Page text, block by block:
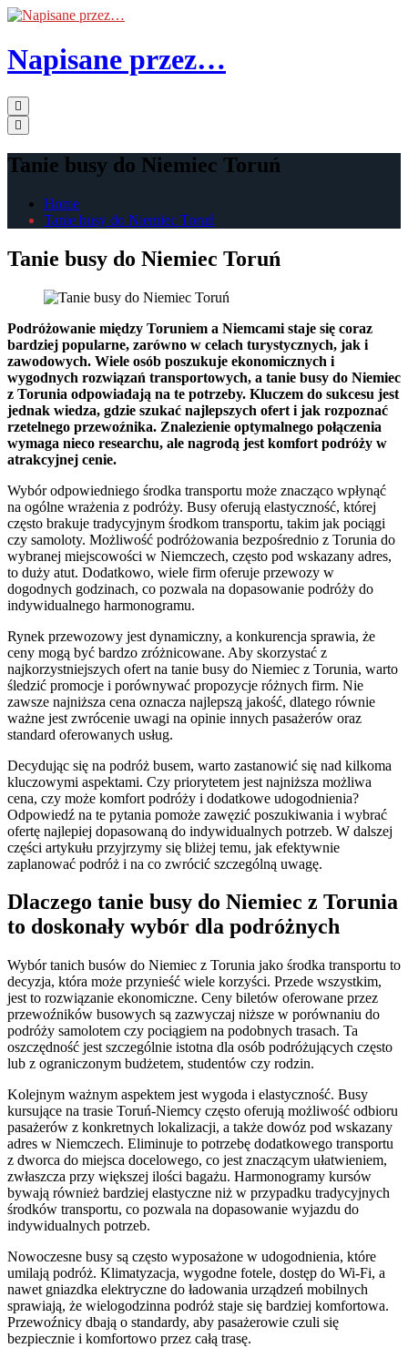
Skip
the
content
Napisane przez…
Primary
Menu
Tanie busy do Niemiec Toruń
Home
Tanie busy do Niemiec Toruń
Tanie busy do Niemiec Toruń
Podróżowanie między Toruniem a Niemcami staje się coraz
bardziej popularne, zarówno w celach turystycznych, jak i
zawodowych. Wiele osób poszukuje ekonomicznych i
wygodnych rozwiązań transportowych, a tanie busy do Niemiec
z Torunia odpowiadają na te potrzeby. Kluczem do sukcesu jest
jednak wiedza, gdzie szukać najlepszych ofert i jak rozpoznać
rzetelnego przewoźnika. Znalezienie optymalnego połączenia
wymaga nieco researchu, ale nagrodą jest komfort podróży w
atrakcyjnej cenie.
Wybór odpowiedniego środka transportu może znacząco wpłynąć
na ogólne wrażenia z podróży. Busy oferują elastyczność, której
często brakuje tradycyjnym środkom transportu, takim jak pociągi
czy samoloty. Możliwość podróżowania bezpośrednio z Torunia do
wybranej miejscowości w Niemczech, często pod wskazany adres,
to duży atut. Dodatkowo, wiele firm oferuje przewozy w
dogodnych godzinach, co pozwala na dopasowanie podróży do
indywidualnego harmonogramu.
Rynek przewozowy jest dynamiczny, a konkurencja sprawia, że
ceny mogą być bardzo zróżnicowane. Aby skorzystać z
najkorzystniejszych ofert na tanie busy do Niemiec z Torunia, warto
śledzić promocje i porównywać propozycje różnych firm. Nie
zawsze najniższa cena oznacza najlepszą jakość, dlatego równie
ważne jest zwrócenie uwagi na opinie innych pasażerów oraz
standard oferowanych usług.
Decydując się na podróż busem, warto zastanowić się nad kilkoma
kluczowymi aspektami. Czy priorytetem jest najniższa możliwa
cena, czy może komfort podróży i dodatkowe udogodnienia?
Odpowiedź na te pytania pomoże zawęzić poszukiwania i wybrać
ofertę najlepiej dopasowaną do indywidualnych potrzeb. W dalszej
części artykułu przyjrzymy się bliżej temu, jak efektywnie
zaplanować podróż i na co zwrócić szczególną uwagę.
Dlaczego tanie busy do Niemiec z Torunia
to doskonały wybór dla podróżnych
Wybór tanich busów do Niemiec z Torunia jako środka transportu to
decyzja, która może przynieść wiele korzyści. Przede wszystkim,
jest to rozwiązanie ekonomiczne. Ceny biletów oferowane przez
przewoźników busowych są zazwyczaj niższe w porównaniu do
podróży samolotem czy pociągiem na podobnych trasach. Ta
oszczędność jest szczególnie istotna dla osób podróżujących często
lub z ograniczonym budżetem, studentów czy rodzin.
Kolejnym ważnym aspektem jest wygoda i elastyczność. Busy
kursujące na trasie Toruń-Niemcy często oferują możliwość odbioru
pasażerów z konkretnych lokalizacji, a także dowóz pod wskazany
adres w Niemczech. Eliminuje to potrzebę dodatkowego transportu
z dworca do miejsca docelowego, co jest znaczącym ułatwieniem,
zwłaszcza przy większej ilości bagażu. Harmonogramy kursów
bywają również bardziej elastyczne niż w przypadku tradycyjnych
środków transportu, co pozwala na dopasowanie wyjazdu do
indywidualnych potrzeb.
Nowoczesne busy są często wyposażone w udogodnienia, które
umilają podróż. Klimatyzacja, wygodne fotele, dostęp do Wi-Fi, a
nawet gniazdka elektryczne do ładowania urządzeń mobilnych
sprawiają, że wielogodzinna podróż staje się bardziej komfortowa.
Przewoźnicy dbają o standardy, aby pasażerowie czuli się
bezpiecznie i komfortowo przez całą trasę.